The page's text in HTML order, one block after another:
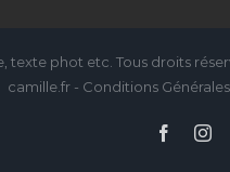
phot etc. Tous droits
camille.fr - Conditions
Facebook